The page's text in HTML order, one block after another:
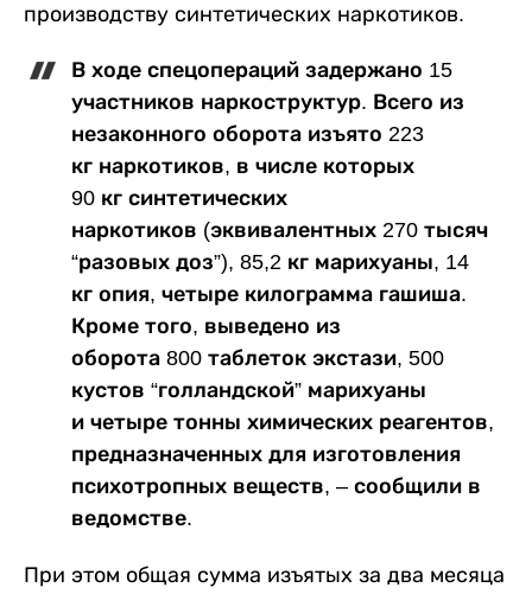
производству синтетических наркотиков.
В ходе спецопераций задержано 15
участников наркоструктур. Всего из
незаконного оборота изъято 223
кг наркотиков, в числе которых
90 кг синтетических
наркотиков (эквивалентных 270 тысяч
“разовых доз”), 85,2 кг марихуаны, 14
кг опия, четыре килограмма гашиша.
Кроме того, выведено из
оборота 800 таблеток экстази, 500
кустов “голландской” марихуаны
и четыре тонны химических реагентов,
предназначенных для изготовления
психотропных веществ, – сообщили в
ведомстве.
При этом общая сумма изъятых за два месяца